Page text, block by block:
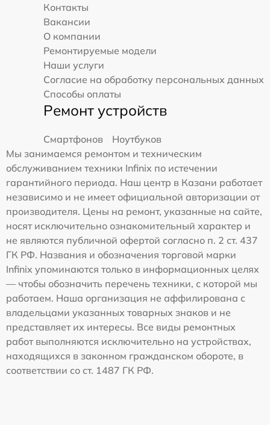
Контакты
Вакансии
О компании
Ремонтируемые модели
Наши услуги
Согласие на обработку персональных данных
Способы оплаты
Ремонт устройств
Смартфонов
Ноутбуков
Мы занимаемся ремонтом и техническим
обслуживанием техники Infinix по истечении
гарантийного периода. Наш центр в Казани работает
независимо и не имеет официальной авторизации от
производителя. Цены на ремонт, указанные на сайте,
носят исключительно ознакомительный характер и
не являются публичной офертой согласно п. 2 ст. 437
ГК РФ. Названия и обозначения торговой марки
Infinix упоминаются только в информационных целях
— чтобы обозначить перечень техники, с которой мы
работаем. Наша организация не аффилирована с
владельцами указанных товарных знаков и не
представляет их интересы. Все виды ремонтных
работ выполняются исключительно на устройствах,
находящихся в законном гражданском обороте, в
соответствии со ст. 1487 ГК РФ.